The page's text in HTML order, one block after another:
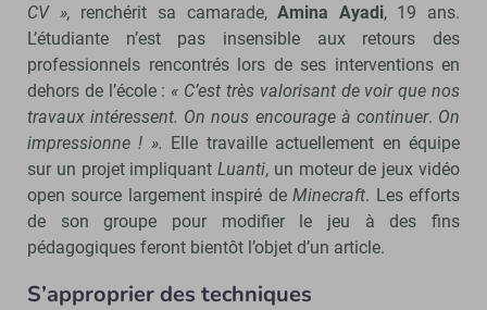
CV », renchérit sa camarade,Amina Ayadi, 19 ans.
L’étudiante n’est pas insensible aux retours des
professionnels rencontrés lors de ses interventions en
dehors de l’école : « C’est très valorisant de voir que nos
travaux intéressent. On nous encourage à continuer. On
impressionne ! ». Elle travaille actuellement en équipe
sur un projet impliquantLuanti, un moteur de jeux vidéo
open source largement inspiré deMinecraft. Les efforts
de son groupe pour modifier le jeu à des fins
pédagogiques feront bientôt l’objet d’un article.
S’approprier des techniques